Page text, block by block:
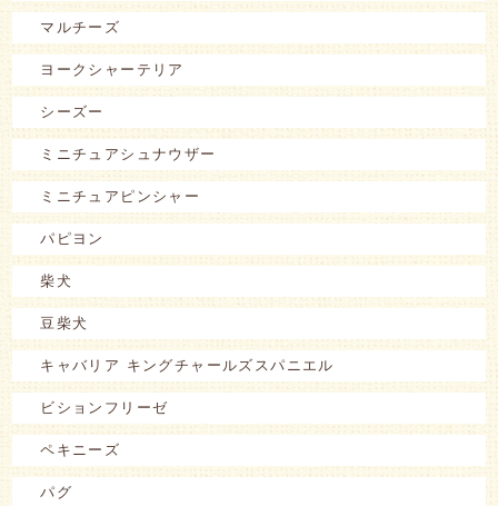
マルチーズ
ヨークシャーテリア
シーズー
ミニチュアシュナウザー
ミニチュアピンシャー
パピヨン
柴犬
豆柴犬
キャバリア キングチャールズスパニエル
ビションフリーゼ
ペキニーズ
パグ